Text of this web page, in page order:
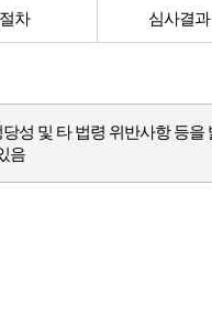
차 심사결
성 및 타 법령 위반사항 등을
음